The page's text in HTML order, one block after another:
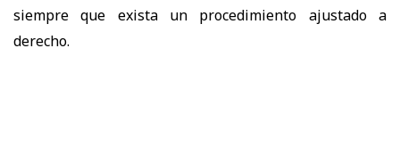
siempre que exista un procedimiento ajustado a
derecho.